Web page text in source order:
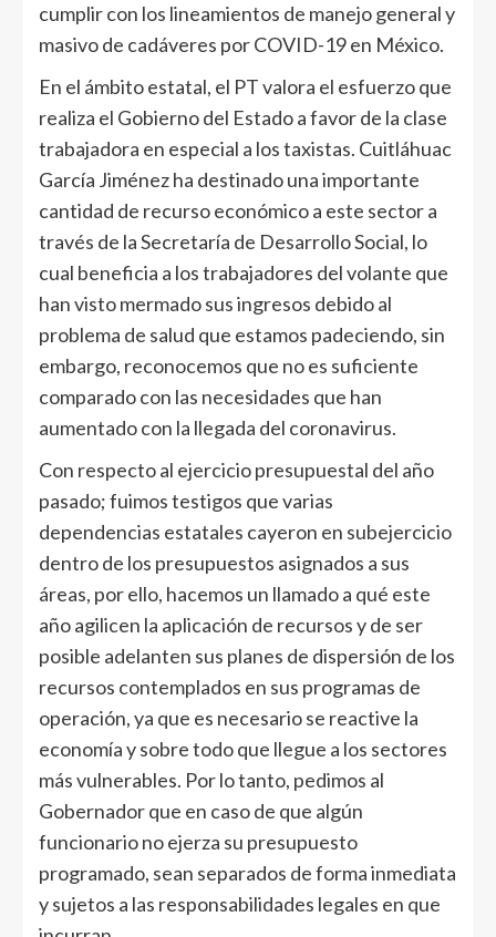
cumplir con los lineamientos de manejo general y
masivo de cadáveres por COVID-19 en México.
En el ámbito estatal, el PT valora el esfuerzo que
realiza el Gobierno del Estado a favor de la clase
trabajadora en especial a los taxistas. Cuitláhuac
García Jiménez ha destinado una importante
cantidad de recurso económico a este sector a
través de la Secretaría de Desarrollo Social, lo
cual beneficia a los trabajadores del volante que
han visto mermado sus ingresos debido al
problema de salud que estamos padeciendo, sin
embargo, reconocemos que no es suficiente
comparado con las necesidades que han
aumentado con la llegada del coronavirus.
Con respecto al ejercicio presupuestal del año
pasado; fuimos testigos que varias
dependencias estatales cayeron en subejercicio
dentro de los presupuestos asignados a sus
áreas, por ello, hacemos un llamado a qué este
año agilicen la aplicación de recursos y de ser
posible adelanten sus planes de dispersión de los
recursos contemplados en sus programas de
operación, ya que es necesario se reactive la
economía y sobre todo que llegue a los sectores
más vulnerables. Por lo tanto, pedimos al
Gobernador que en caso de que algún
funcionario no ejerza su presupuesto
programado, sean separados de forma inmediata
y sujetos a las responsabilidades legales en que